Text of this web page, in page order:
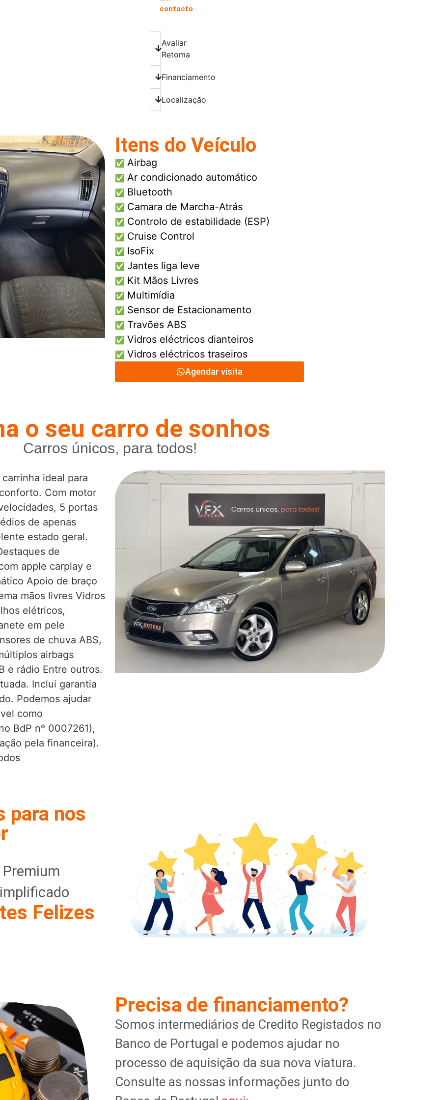
contacto
Avaliar
Retoma
Financiamento
Localização
Itens do Veículo
✅ Airbag
✅ Ar condicionado automático
✅ Bluetooth
✅ Camara de Marcha-Atrás
✅ Controlo de estabilidade (ESP)
✅ Cruise Control
✅ IsoFix
✅ Jantes liga leve
✅ Kit Mãos Livres
✅ Multimídia
✅ Sensor de Estacionamento
✅ Travões ABS
✅ Vidros eléctricos dianteiros
✅ Vidros eléctricos traseiros
Agendar visita
o seu carro de sonhos
Carros únicos, para todos!
carrinha ideal para
Com motor
5 portas
de apenas
estado geral.
de
apple carplay e
Apoio de braço
mãos livres Vidros
elétricos,
em pele
de chuva ABS,
airbags
e rádio Entre outros.
Inclui garantia
Podemos ajudar
como
BdP nº 0007261),
pela financeira).
para nos
Felizes
Precisa de financiamento?
Somos intermediários de Credito Registados no
Banco de Portugal e podemos ajudar no
processo de aquisição da sua nova viatura.
Consulte as nossas informações junto do